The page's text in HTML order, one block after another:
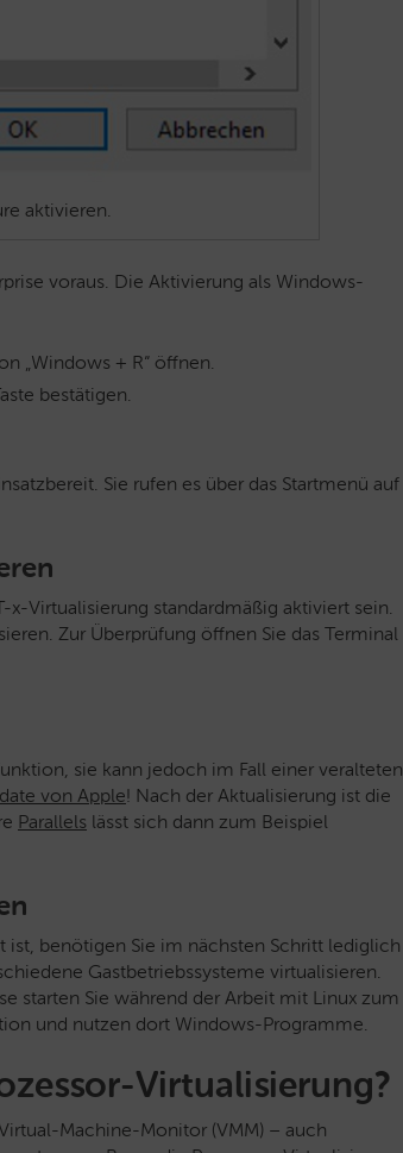
aktivieren.
voraus. Die Aktivierung als Windows-
„Windows + R“ öffnen.
bestätigen.
Sie rufen es über das Startmenü auf
Virtualisierung standardmäßig aktiviert sein.
Zur Überprüfung öffnen Sie das Terminal
sie kann jedoch im Fall einer veralteten
von Apple! Nach der Aktualisierung ist die
Parallels lässt sich dann zum Beispiel
ist, benötigen Sie im nächsten Schritt lediglich
Gastbetriebssysteme virtualisieren.
starten Sie während der Arbeit mit Linux zum
und nutzen dort Windows-Programme.
Virtualisierung?
Machine-Monitor (VMM) – auch